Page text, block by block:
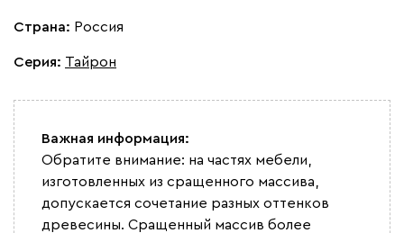
Страна: Россия
Серия: Тайрон
Важная информация:
Обратите внимание: на частях мебели,
изготовленных из сращенного массива,
допускается сочетание разных оттенков
древесины. Сращенный массив более